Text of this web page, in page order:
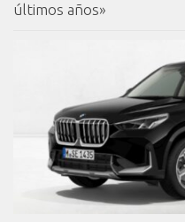
últimos años»